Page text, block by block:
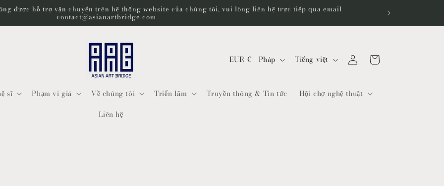
được hỗ trợ vận chuyển trên hệ thống website của chúng tôi, vui lòng liên hệ trực tiếp qua email
contact@asianartbridge.com
sĩ Phạm vi giá Về chúng tôi Triển lãm Truyền thông & Tin tức
Hội chợ nghệ thuật
Liên hệ
Q
ố
EUR € | Pháp
N
Tiếng việt
Đăng
nhập
Giỏ
hàng